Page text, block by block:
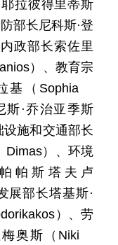
拉彼得里蒂斯
部长尼科斯·登
政部长索佐里
）、教育宗
基（Sophia
斯·乔治亚季斯
施和交通部长
）、环境
帕斯塔夫卢
展部长塔基斯·
）、劳
梅奥斯（Niki